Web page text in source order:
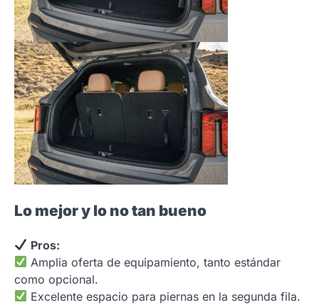
Lo mejor y lo no tan bueno
Pros:
Amplia oferta de equipamiento, tanto estándar
como opcional.
Excelente espacio para piernas en la segunda fila.